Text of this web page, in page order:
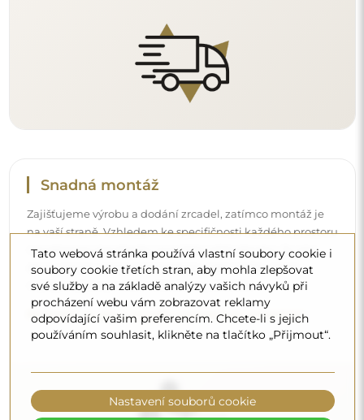
Čištění a péče
Pro zachování optimálního lesku stačí utěrka z
mikrovlákna a teplá voda. Pokud se rozhodnete pro
specializované přípravky, dbejte na to, aby měly neutrální
pH (kolem 7). Vyhněte se silným čisticím prostředkům
obsahujícím ocet, čpavek nebo silné kyseliny – díky tomu
si zrcadlo zachová krásný odraz po mnoho let.
Chcete se dozvědět více?
Objevte více tipů na našem blogu.
Tato webová stránka používá vlastní soubory cookie i
soubory cookie třetích stran, aby mohla zlepšovat
své služby a na základě analýzy vašich návyků při
procházení webu vám zobrazovat reklamy
odpovídající vašim preferencím. Chcete-li s jejich
používáním souhlasit, klikněte na tlačítko „Přijmout“.
Nastavení souborů cookie